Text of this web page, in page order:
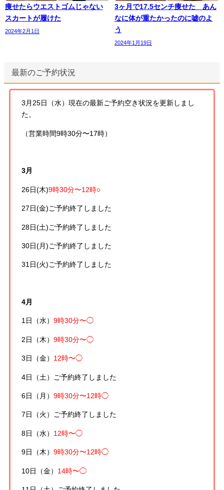
痩せたらウエストゴムじゃない
スカートが履けた
2024年2月1日
3ヶ月で17.5センチ痩せた あん
なに体が重たかったのに嘘のよ
う
2024年1月19日
最新のご予約状況
3月25日（水）現在の最新ご予約空き状況を更新しまし
た。
（営業時間9時30分〜17時）
3月
26日(木)9時30分〜12時○
27日(金) ご予約終了しました
28日(土) ご予約終了しました
30日(月) ご予約終了しました
31日(火) ご予約終了しました
4月
1日（水） 9時30分〜◯
2日（木） 9時30分〜◯
3日（金） 12時〜◯
4日（土） ご予約終了しました
6日（月） 9時30分〜12時◯
7日（火） ご予約終了しました
8日（水） 12時〜◯
9日（木） 9時30分〜12時◯
10日（金） 14時〜◯